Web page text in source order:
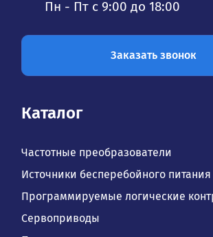
Пн - Пт с 9:00 до 18:00
Заказать звонок
Каталог
Частотные преобразователи
Источники бесперебойного питания
Программируемые логические
Сервоприводы